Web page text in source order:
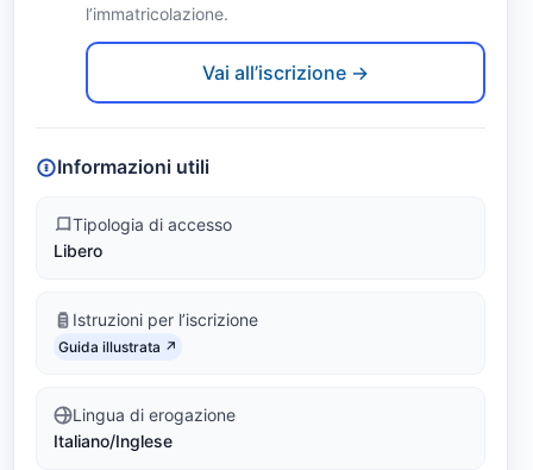
l’immatricolazione.
Vai all’iscrizione →
Informazioni utili
Tipologia di accesso
Libero
Istruzioni per l’iscrizione
Link identifier #identifier__22547-3
Guida illustrata ↗
Lingua di erogazione
Italiano/Inglese